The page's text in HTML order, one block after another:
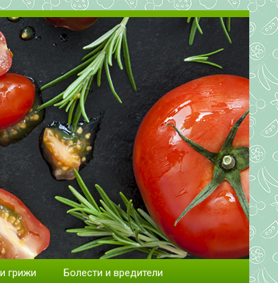
грижи Болести и вредители